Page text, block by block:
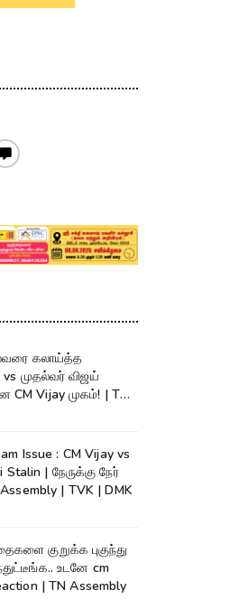
கலாய்த்த
vs முதல்வர் விஜய்
Vijay முகம்! | TN
Issue : CM Vijay vs
| நேருக்கு நேர்
| TVK | DMK
குறுக்க புகுந்து
உடனே cm
| TN Assembly